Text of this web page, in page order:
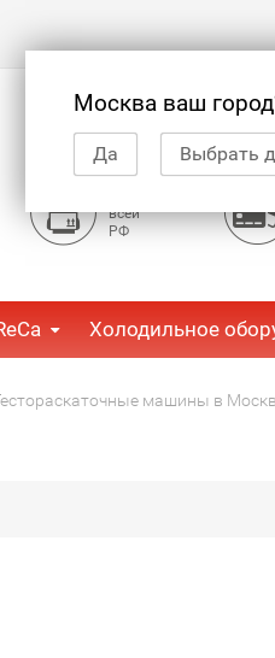
Москва ваш
Да Выбрать
всей
РФ
Холодильное
машины в